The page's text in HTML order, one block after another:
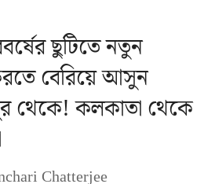
ছুটিতে নতুন
বেরিয়ে আসুন
থেকে! কলকাতা থেকে
Chatterjee